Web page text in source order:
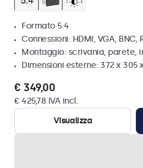
Formato 5:4
Connessioni: HDMI, VGA, BNC,
Montaggio: scrivania, parete,
Dimensioni esterne: 372 x 305
€ 349,00
€ 425,78 IVA incl.
Visualizza